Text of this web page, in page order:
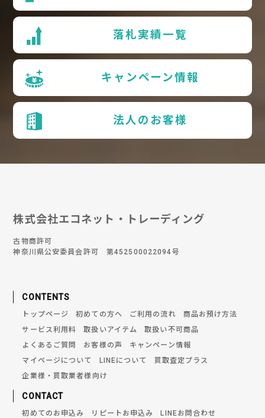
落札実績一覧
キャンペーン情報
法人のお客様
株式会社エコネット・トレーディング
古物商許可
神奈川県公安委員会許可 第452500022094号
CONTENTS
トップページ 初めての方へ ご利用の流れ
商品お預け方法
サービス利用料
取扱いアイテム
取扱い不可商品
よくあるご質問
お客様の声
キャンペーン情報
マイページについて
LINEについて
買取査定プラス
企業様・買取業者様向け
CONTACT
初めてのお申込み リピートお申込み
LINEお問合わせ